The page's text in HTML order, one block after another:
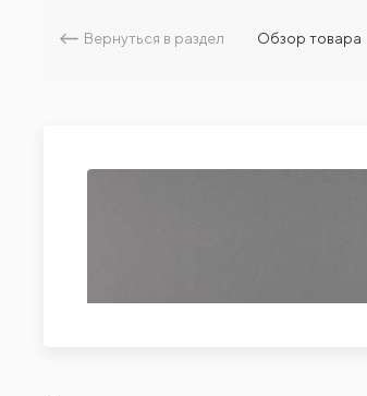
Вернуться в раздел Обзор товара